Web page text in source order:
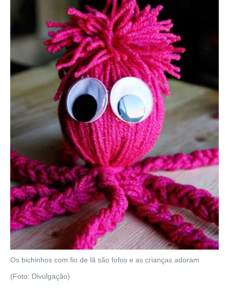
Os bichinhos com fio de lã são fofos e as crianças adoram
(Foto: Divulgação)